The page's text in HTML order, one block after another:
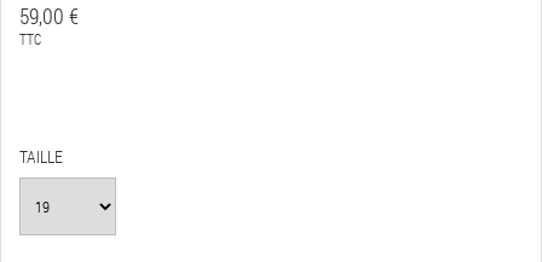
59,00 €
TTC
TAILLE